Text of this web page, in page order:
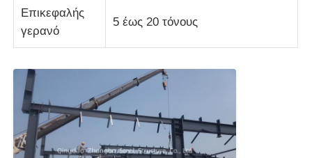
Επικεφαλής
γερανό
5 έως 20 τόνους